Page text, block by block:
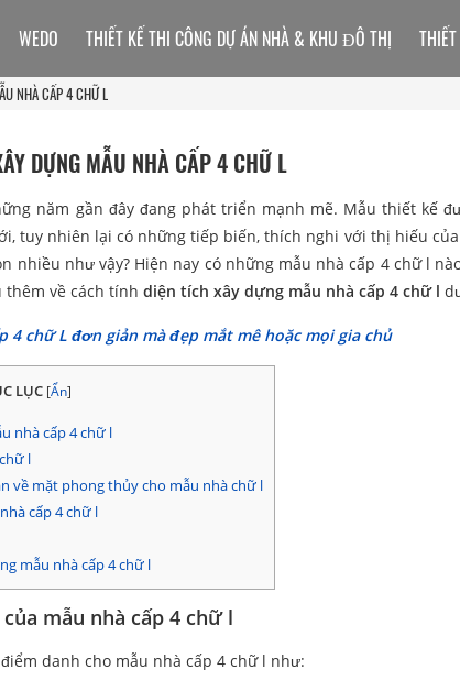
NHÀ CẤP 4 CHỮ L
DỰNG MẪU NHÀ CẤP 4 CHỮ L
năm gần đây đang phát triển mạnh mẽ. Mẫu thiết kế
tuy nhiên lại có những tiếp biến, thích nghi với thị hiếu
nhiều như vậy? Hiện nay có những mẫu nhà cấp 4 chữ l
thêm về cách tính diện tích xây dựng mẫu nhà cấp 4 chữ l
4 chữ L đơn giản mà đẹp mắt mê hoặc mọi gia chủ
LỤC [Ẩn]
nhà cấp 4 chữ l
l
về mặt phong thủy cho mẫu nhà chữ l
cấp 4 chữ l
mẫu nhà cấp 4 chữ l
mẫu nhà cấp 4 chữ l
danh cho mẫu nhà cấp 4 chữ l như:
WEDO THIẾT KẾ THI CÔNG DỰ ÁN NHÀ & KHU ĐÔ THỊ